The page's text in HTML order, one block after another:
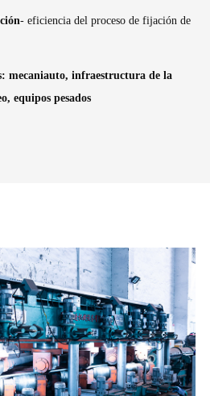
- eficiencia del proceso de fijación de
mecaniauto, infraestructura de la
equipos pesados